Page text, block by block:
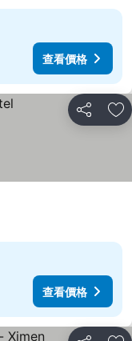
查看價格
分享 加
查看價格